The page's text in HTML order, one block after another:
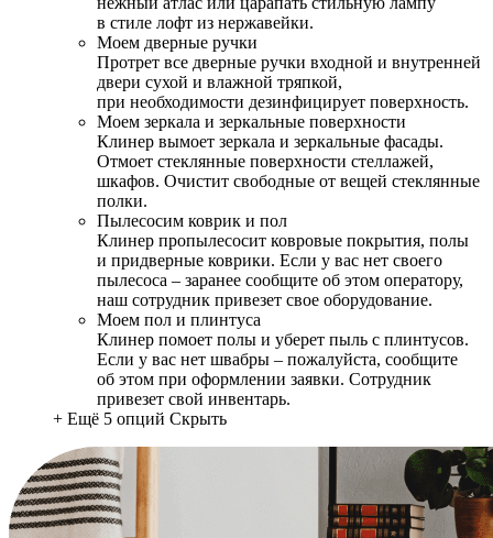
в стиле лофт из нержавейки.
Моем дверные ручки
Протрет все дверные ручки входной и внутренней
двери сухой и влажной тряпкой,
при необходимости дезинфицирует поверхность.
Моем зеркала и зеркальные поверхности
Клинер вымоет зеркала и зеркальные фасады.
Отмоет стеклянные поверхности стеллажей,
шкафов. Очистит свободные от вещей стеклянные
полки.
Пылесосим коврик и пол
Клинер пропылесосит ковровые покрытия, полы
и придверные коврики. Если у вас нет своего
пылесоса – заранее сообщите об этом оператору,
наш сотрудник привезет свое оборудование.
Моем пол и плинтуса
Клинер помоет полы и уберет пыль с плинтусов.
Если у вас нет швабры – пожалуйста, сообщите
об этом при оформлении заявки. Сотрудник
привезет свой инвентарь.
+ Ещё 5 опций Скрыть